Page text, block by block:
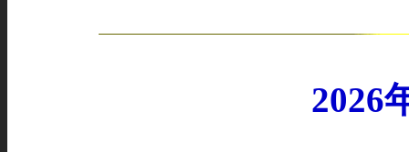
2026